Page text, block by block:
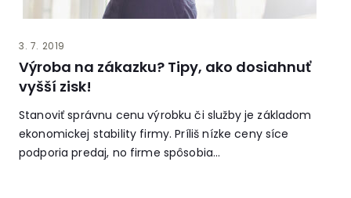
3. 7. 2019
Výroba na zákazku? Tipy, ako dosiahnuť
vyšší zisk!
Stanoviť správnu cenu výrobku či služby je základom
ekonomickej stability firmy. Príliš nízke ceny síce
podporia predaj, no firme spôsobia...